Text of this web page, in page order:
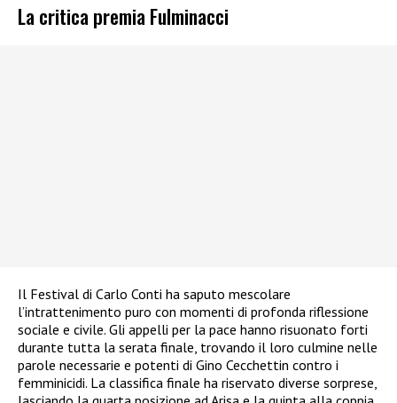
La critica premia Fulminacci
Il Festival di Carlo Conti ha saputo mescolare
l’intrattenimento puro con momenti di profonda riflessione
sociale e civile. Gli appelli per la pace hanno risuonato forti
durante tutta la serata finale, trovando il loro culmine nelle
parole necessarie e potenti di Gino Cecchettin contro i
femminicidi. La classifica finale ha riservato diverse sorprese,